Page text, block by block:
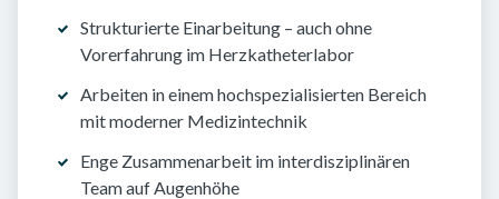
Strukturierte Einarbeitung – auch ohne
Vorerfahrung im Herzkatheterlabor
Arbeiten in einem hochspezialisierten Bereich
mit moderner Medizintechnik
Enge Zusammenarbeit im interdisziplinären
Team auf Augenhöhe